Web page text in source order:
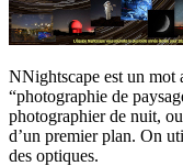
NNightscape est un mot
“photographie de
photographier de nuit,
d’un premier plan. On
des optiques.